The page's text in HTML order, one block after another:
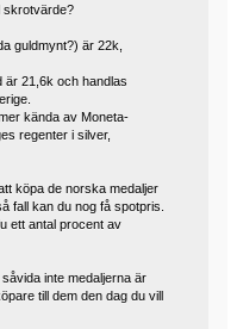
skrotvärde?
guldmynt?) är 22k,
är 21,6k och handlas
kända av Moneta-
regenter i silver,
köpa de norska medaljer
fall kan du nog få spotpris.
ett antal procent av
inte medaljerna är
till dem den dag du vill